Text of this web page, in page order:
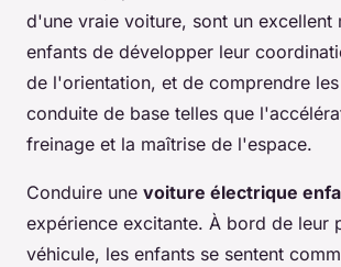
d'une vraie voiture, sont un excellent
enfants de développer leur
de l'orientation, et de comprendre
conduite de base telles que
freinage et la maîtrise de l'espace.
Conduire une voiture électrique
expérience excitante. À bord de leur
véhicule, les enfants se sentent